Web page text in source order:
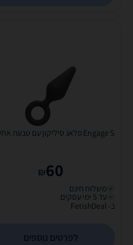
Engage S פלאג סיליקון עם טבעת אחיזה -
60
₪
משלוח חינם
עד 5 ימי עסקים
ב- FetishDeal
לפרטים נוספים